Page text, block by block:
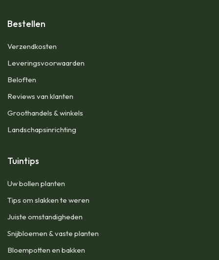
Bestellen
Verzendkosten
Leveringsvoorwaarden
Beloften
Reviews van klanten
Groothandels & winkels
Landschapsinrichting
Tuintips
Uw bollen planten
Tips om slakken te weren
Juiste omstandigheden
Snijbloemen & vaste planten
Bloempotten en bakken